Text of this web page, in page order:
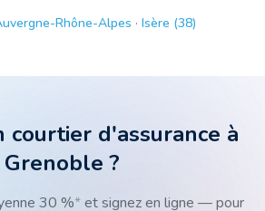
Rhône-Alpes · Isère (38)
courtier d'assurance à
Grenoble ?
30 %*et signez en ligne — pour